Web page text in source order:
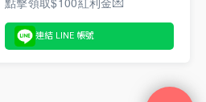
連結 LINE 帳號